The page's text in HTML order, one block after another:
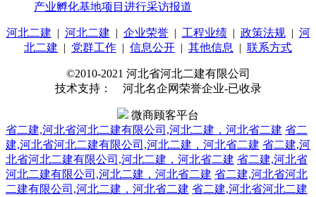
产业孵化基地项目进行采访报道
河北二建 | 河北二建 | 企业荣誉| 工程业绩| 政策法规| 河
北二建 | 党群工作 | 信息公开 | 其他信息 | 联系方式
©2010-2021 河北省河北二建有限公司
技术支持： 河北名企网荣誉企业-已收录
微商顾客平台
省二建,河北省河北二建有限公司,河北二建，河北省二建 省二
建,河北省河北二建有限公司,河北二建，河北省二建 省二建,河
北省河北二建有限公司,河北二建，河北省二建 省二建,河北省
河北二建有限公司,河北二建，河北省二建 省二建,河北省河北
二建有限公司,河北二建，河北省二建 省二建,河北省河北二建